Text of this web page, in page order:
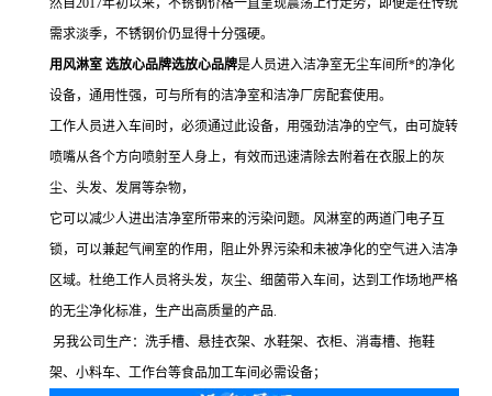
然自2017年初以来，不锈钢价格一直呈现震荡上行走势，即便是在传统
需求淡季，不锈钢价仍显得十分强硬。
用风淋室 选放心品牌选放心品牌是人员进入洁净室无尘车间所*的净化
设备，通用性强，可与所有的洁净室和洁净厂房配套使用。
工作人员进入车间时，必须通过此设备，用强劲洁净的空气，由可旋转
喷嘴从各个方向喷射至人身上，有效而迅速清除去附着在衣服上的灰
尘、头发、发屑等杂物，
它可以减少人进出洁净室所带来的污染问题。风淋室的两道门电子互
锁，可以兼起气闸室的作用，阻止外界污染和未被净化的空气进入洁净
区域。杜绝工作人员将头发，灰尘、细菌带入车间，达到工作场地严格
的无尘净化标准，生产出高质量的产品.
另我公司生产：洗手槽、悬挂衣架、水鞋架、衣柜、消毒槽、拖鞋
架、小料车、工作台等食品加工车间必需设备；